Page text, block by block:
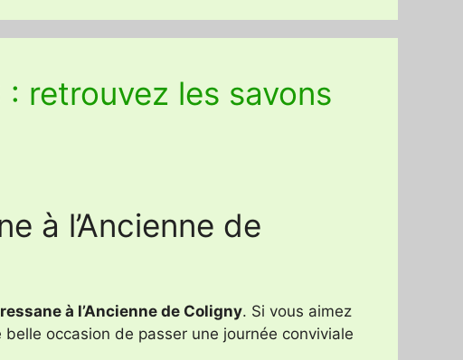
: retrouvez les savons
à l’Ancienne de
à l’Ancienne de Coligny. Si vous aimez
occasion de passer une journée conviviale